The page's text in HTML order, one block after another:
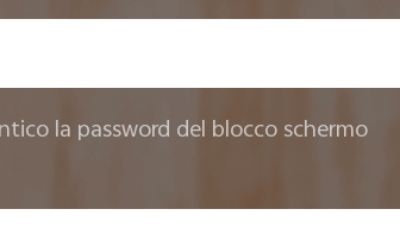
la password del blocco schermo